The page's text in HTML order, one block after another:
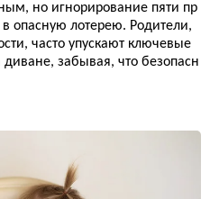
но игнорирование пяти пр
опасную лотерею. Родители,
часто упускают ключевые
диване, забывая, что безопасн